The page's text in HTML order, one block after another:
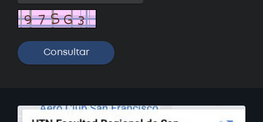
Curso: Oratoria - Claves para
hablar en público
Próximamente